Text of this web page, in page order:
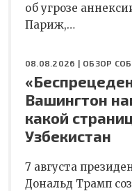
об угрозе
Париж,…
08.08.2026 | ОБЗОР
Вашингтон
какой
Узбекистан
7 августа
Дональд Трамп